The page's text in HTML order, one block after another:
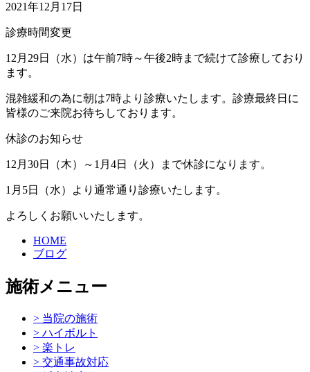
2021年12月17日
診療時間変更
12月29日（水）は午前7時～午後2時まで続けて診療しており
ます。
混雑緩和の為に朝は7時より診療いたします。診療最終日に
皆様のご来院お待ちしております。
休診のお知らせ
12月30日（木）～1月4日（火）まで休診になります。
1月5日（水）より通常通り診療いたします。
よろしくお願いいたします。
HOME
ブログ
施術メニュー
> 当院の施術
> ハイボルト
> 楽トレ
> 交通事故対応